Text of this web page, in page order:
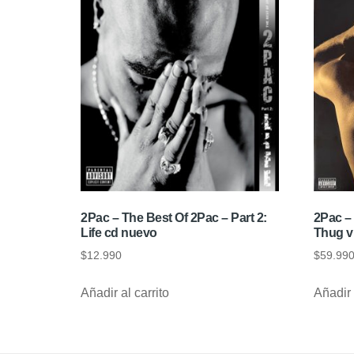
2Pac – The Best Of 2Pac – Part 2:
Life cd nuevo
$12.990
Añadir al carrito
2Pac
Thug
$59.990
Añadir